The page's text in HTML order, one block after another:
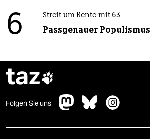
6 Streit um Rente mit 63
Passgenauer Populismus
taz
Folgen Sie uns